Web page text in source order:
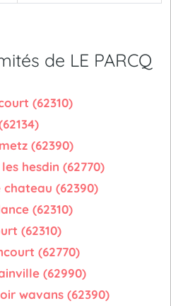
de LE PARCQ
(62310)
(62390)
hesdin (62770)
(62390)
(62310)
(62310)
(62770)
(62990)
wavans (62390)